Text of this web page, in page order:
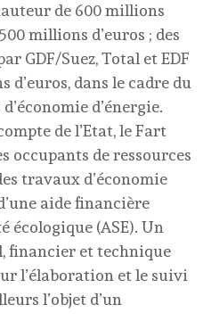
de 600 millions
millions d’euros ; des
GDF/Suez, Total et EDF
dans le cadre du
d’énergie.
de l’Etat, le Fart
occupants de ressources
travaux d’économie
aide financière
écologique (ASE). Un
financier et technique
l’élaboration et le suivi
l’objet d’un